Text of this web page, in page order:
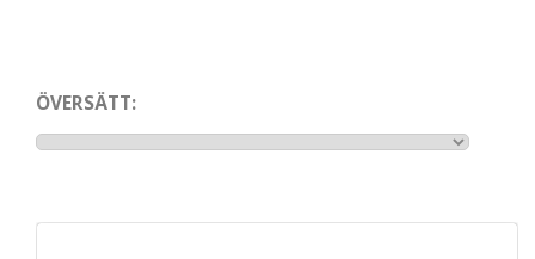
ÖVERSÄTT: